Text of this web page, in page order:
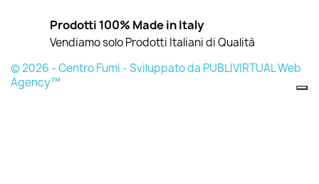
Prodotti 100% Made in Italy
Vendiamo solo Prodotti Italiani di Qualità
© 2026 - Centro Fumi - Sviluppato da PUBLIVIRTUAL Web
Agency™